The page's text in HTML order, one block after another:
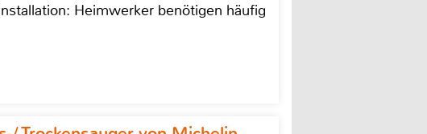
Heimwerker benötigen häufig